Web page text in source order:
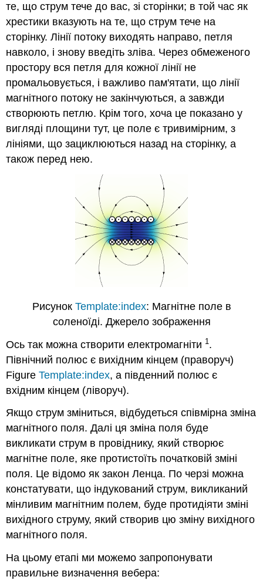
те, що струм тече до вас, зі сторінки; в той час як
хрестики вказують на те, що струм тече на
сторінку. Лінії потоку виходять направо, петля
навколо, і знову введіть зліва. Через обмеженого
простору вся петля для кожної лінії не
промальовується, і важливо пам'ятати, що лінії
магнітного потоку не закінчуються, а завжди
створюють петлю. Крім того, хоча це показано у
вигляді площини тут, це поле є тривимірним, з
лініями, що зациклюються назад на сторінку, а
також перед нею.
Рисунок Template:index: Магнітне поле в
соленоїді. Джерело зображення
Ось так можна створити електромагніти 1 .
Північний полюс є вихідним кінцем (праворуч)
FigureTemplate:index, а південний полюс є
вхідним кінцем (ліворуч).
Якщо струм зміниться, відбудеться співмірна зміна
магнітного поля. Далі ця зміна поля буде
викликати струм в провіднику, який створює
магнітне поле, яке протистоїть початковій зміні
поля. Це відомо як закон Ленца. По черзі можна
констатувати, що індукований струм, викликаний
мінливим магнітним полем, буде протидіяти зміні
вихідного струму, який створив цю зміну вихідного
магнітного поля.
На цьому етапі ми можемо запропонувати
правильне визначення вебера: